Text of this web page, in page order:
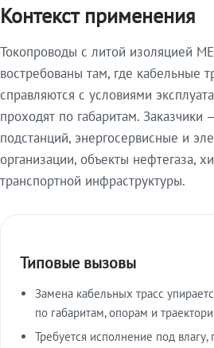
Контекст применения
Токопроводы с литой изоляцией
востребованы там, где кабельные
справляются с условиями
проходят по габаритам. Заказчики
подстанций, энергосервисные и
организации, объекты нефтегаза,
транспортной инфраструктуры.
Типовые вызовы
Замена кабельных трасс
по габаритам, опорам и
Требуется исполнение под влагу,